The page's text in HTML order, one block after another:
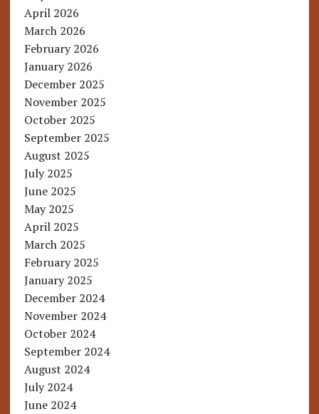
April 2026
March 2026
February 2026
January 2026
December 2025
November 2025
October 2025
September 2025
August 2025
July 2025
June 2025
May 2025
April 2025
March 2025
February 2025
January 2025
December 2024
November 2024
October 2024
September 2024
August 2024
July 2024
June 2024